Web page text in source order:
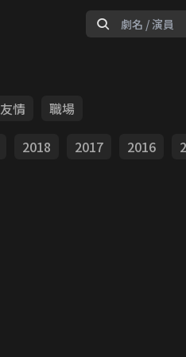
友情
職場
2018 2017 2016